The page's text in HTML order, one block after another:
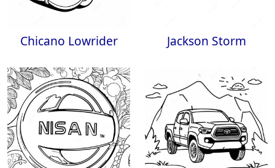
Chicano Lowrider Jackson Storm